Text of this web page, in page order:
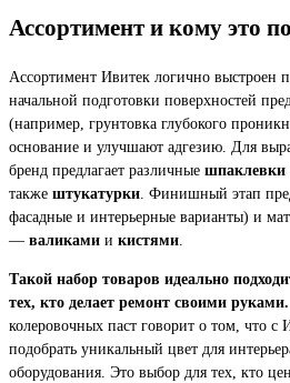
Ассортимент и кому это
Ассортимент Ивитек логично выстроен
начальной подготовки поверхностей
(например, грунтовка глубокого
основание и улучшают адгезию. Для
бренд предлагает различные шпаклевки
также штукатурки . Финишный этап
фасадные и интерьерные варианты) и
— валиками и кистями
Такой набор товаров идеально
тех, кто делает ремонт своими руками.
колеровочных паст говорит о том, что с
подобрать уникальный цвет для
оборудования. Это выбор для тех, кто